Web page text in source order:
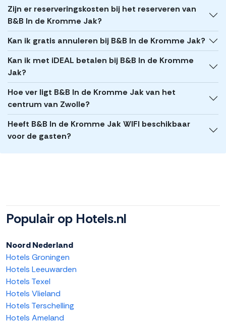
Zijn er reserveringskosten bij het reserveren van
B&B In de Kromme Jak?
Kan ik gratis annuleren bij B&B In de Kromme Jak?
Kan ik met iDEAL betalen bij B&B In de Kromme
Jak?
Hoe ver ligt B&B In de Kromme Jak van het
centrum van Zwolle?
Heeft B&B In de Kromme Jak WIFI beschikbaar
voor de gasten?
Populair op Hotels.nl
Noord Nederland
Hotels Groningen
Hotels Leeuwarden
Hotels Texel
Hotels Vlieland
Hotels Terschelling
Hotels Ameland